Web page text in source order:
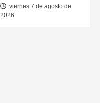
viernes 7 de agosto de
2026